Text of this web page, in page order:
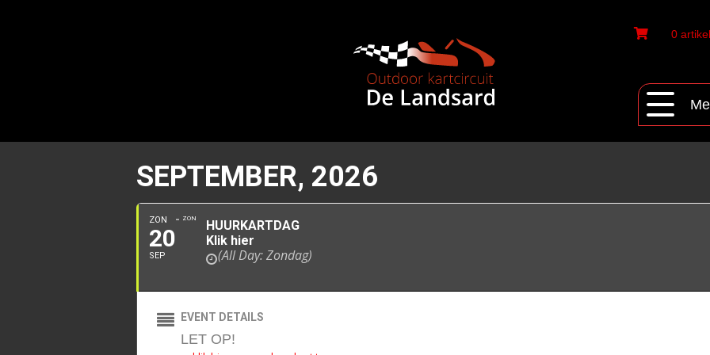
0
SEPTEMBER, 2026
ZON
20
SEP
ZON
HUURKARTDAG
Klik hier
(All Day: Zondag)
EVENT DETAILS
LET OP!